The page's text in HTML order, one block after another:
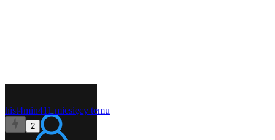
hist4min411 miesięcy temu
2